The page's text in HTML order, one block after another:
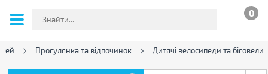
0
Прогулянка та відпочинок Дитячі велосипеди та біговели
ФІЛЬТРИ 1 За популярністю